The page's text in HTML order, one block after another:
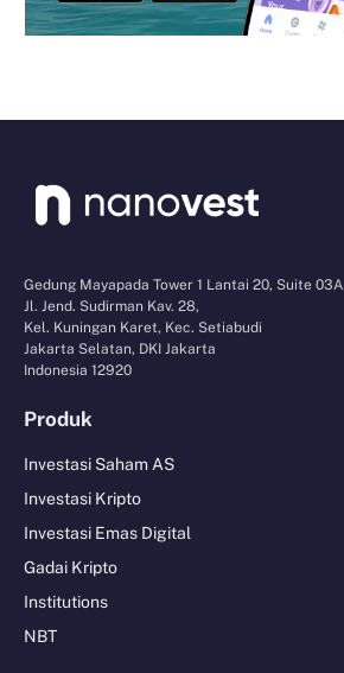
Gedung Mayapada Tower 1 Lantai 20, Suite 03A
Jl. Jend. Sudirman Kav. 28,
Kel. Kuningan Karet, Kec. Setiabudi
Jakarta Selatan, DKI Jakarta
Indonesia 12920
Produk
Investasi Saham AS
Investasi Kripto
Investasi Emas Digital
Gadai Kripto
Institutions
NBT